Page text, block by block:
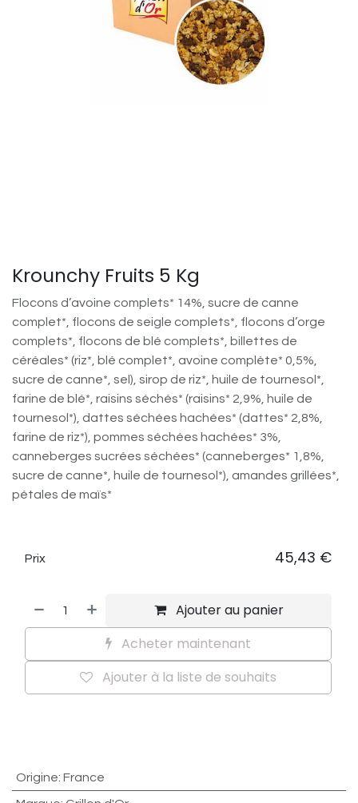
Krounchy Fruits 5 Kg
Flocons d’avoine complets* 14%, sucre de canne
complet*, flocons de seigle complets*, flocons d’orge
complets*, flocons de blé complets*, billettes de
céréales* (riz*, blé complet*, avoine complète* 0,5%,
sucre de canne*, sel), sirop de riz*, huile de tournesol*,
farine de blé*, raisins séchés* (raisins* 2,9%, huile de
tournesol*), dattes séchées hachées* (dattes* 2,8%,
farine de riz*), pommes séchées hachées* 3%,
canneberges sucrées séchées* (canneberges* 1,8%,
sucre de canne*, huile de tournesol*), amandes grillées*,
pétales de maïs*
Ajouter au panier
Acheter maintenant
Ajouter à la liste de souhaits
Prix 45,43 €
Origine: France